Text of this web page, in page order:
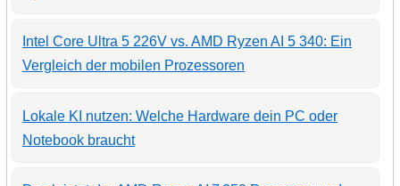
Intel Core Ultra 5 226V vs. AMD Ryzen AI 5 340: Ein
Vergleich der mobilen Prozessoren
Lokale KI nutzen: Welche Hardware dein PC oder
Notebook braucht